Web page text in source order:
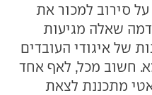
סירוב למכור את
שאלה מגיעות
של איגודי העובדים
חשוב מכל, לאף אחד
מתכננת לצאת